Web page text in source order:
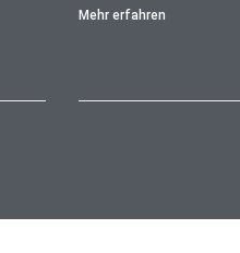
Mehr erfahren